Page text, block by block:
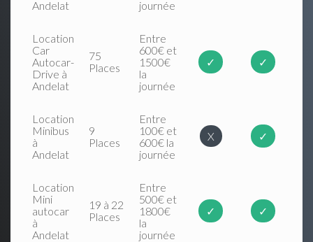
Andelat
journée
Location
Car
Autocar-
Drive à
Andelat
75
Places
Entre
600€ et
1500€
la
journée
✓ ✓
Location
Minibus
à
Andelat
9
Places
Entre
100€ et
600€ la
journée
X ✓
Location
Mini
autocar
à
Andelat
19 à 22
Places
Entre
500€ et
1800€
la
journée
✓ ✓